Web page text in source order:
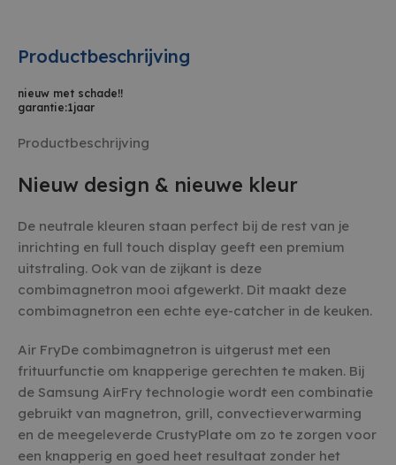
Productbeschrijving
nieuw met schade!!
garantie:1jaar
Productbeschrijving
Nieuw design & nieuwe kleur
De neutrale kleuren staan perfect bij de rest van je
inrichting en full touch display geeft een premium
uitstraling. Ook van de zijkant is deze
combimagnetron mooi afgewerkt. Dit maakt deze
combimagnetron een echte eye-catcher in de keuken.
Air FryDe combimagnetron is uitgerust met een
frituurfunctie om knapperige gerechten te maken. Bij
de Samsung AirFry technologie wordt een combinatie
gebruikt van magnetron, grill, convectieverwarming
en de meegeleverde CrustyPlate om zo te zorgen voor
een knapperig en goed heet resultaat zonder het